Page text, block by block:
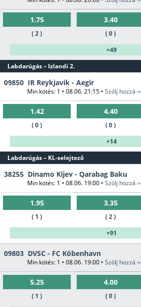
1.75
( 2 )
3.40
( 0 )
+49
Labdarúgás – Izlandi 2.
09850 IR Reykjavik - Aegir
Min kötés: 1 • 08.06. 21:15 • Szólj hozzá ››
1.42
( 0 )
4.40
( 0 )
+14
Labdarúgás – KL-selejtező
38255 Dinamo Kijev - Qarabag Baku
Min kötés: 1 • 08.06. 19:00 • Szólj hozzá ››
1.95
( 1 )
3.35
( 2 )
+91
09803 DVSC - FC Köbenhavn
Min kötés: 1 • 08.06. 19:00 • Szólj hozzá ››
5.25
( 1 )
4.00
( 0 )